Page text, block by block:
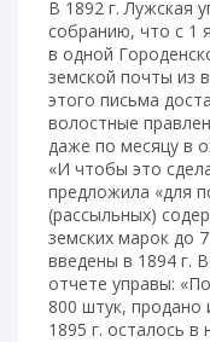
В 1892 г. Лужская
собранию, что с 1
в одной
земской почты из
этого письма
волостные
даже по месяцу в
«И чтобы это
предложила «для
(рассыльных)
земских марок до
введены в 1894 г.
отчете управы:
800 штук, продано
1895 г. осталось в